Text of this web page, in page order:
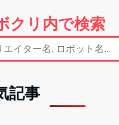
クリ内で検索
記事